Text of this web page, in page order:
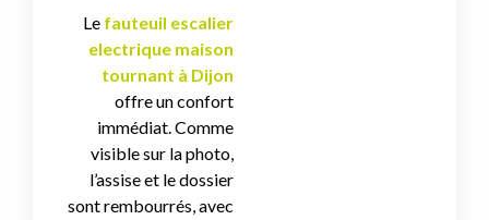
Le fauteuil escalier
electrique maison
tournant à Dijon
offre un confort
immédiat. Comme
visible sur la photo,
l’assise et le dossier
sont rembourrés, avec